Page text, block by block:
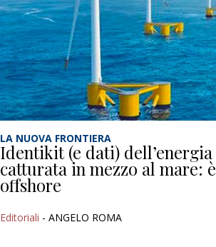
LA NUOVA FRONTIERA
Identikit (e dati)
catturata in mezzo al mare:
offshore
Editoriali - ANGELO ROMA